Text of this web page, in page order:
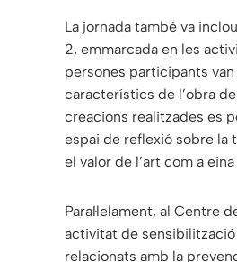
La jornada també va
2, emmarcada en les
persones participants
característics de l’obra
creacions realitzades es
espai de reflexió sobre la
el valor de l’art com a
Paral·lelament, al Centre
activitat de sensibilització
relacionats amb la